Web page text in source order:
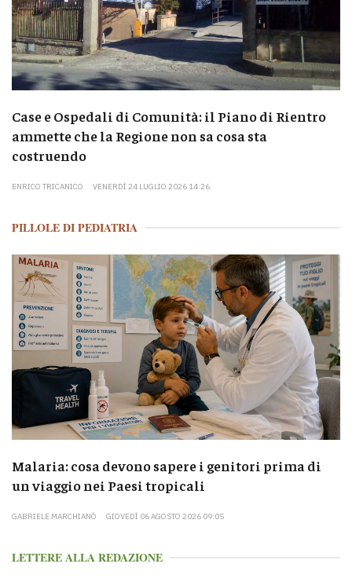
Case e Ospedali di Comunità: il Piano di Rientro
ammette che la Regione non sa cosa sta
costruendo
ENRICO TRICANICO VENERDÌ 24 LUGLIO 2026 14:26
PILLOLE DI PEDIATRIA
Malaria: cosa devono sapere i genitori prima di
un viaggio nei Paesi tropicali
GABRIELE MARCHIANÒ GIOVEDÌ 06 AGOSTO 2026 09:05
LETTERE ALLA REDAZIONE